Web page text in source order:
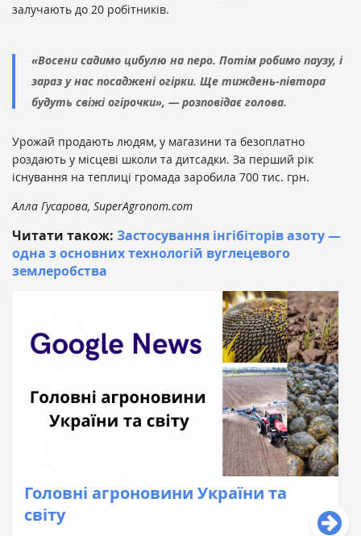
залучають до 20 робітників.
«Восени садимо цибулю на перо. Потім робимо паузу, і
зараз у нас посаджені огірки. Ще тиждень-півтора
будуть свіжі огірочки», — розповідає голова.
Урожай продають людям, у магазини та безоплатно
роздають у місцеві школи та дитсадки. За перший рік
існування на теплиці громада заробила 700 тис. грн.
Алла Гусарова, SuperAgronom.com
Читати також: Застосування інгібіторів азоту —
одна з основних технологій вуглецевого
землеробства
Головні агроновини України та
світу